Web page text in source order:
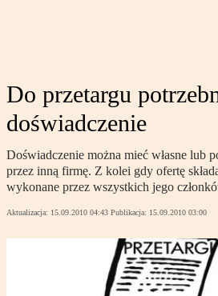
Do przetargu
doświadczenie
Doświadczenie można mieć własne lub
przez inną firmę. Z kolei gdy ofertę
wykonane przez wszystkich jego
Aktualizacja: 15.09.2010 04:43 Publikacja: 15.09.2010 03:00